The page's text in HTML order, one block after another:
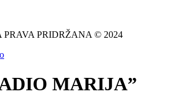
PRIDRŽANA © 2024
MARIJA”